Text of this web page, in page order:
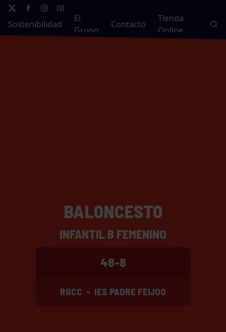
Sostenibilidad
El
Grupo
Contacto
Tienda
Online
BALONCESTO
INFANTIL B FEMENINO
48-8
RGCC - IES PADRE FEIJOO